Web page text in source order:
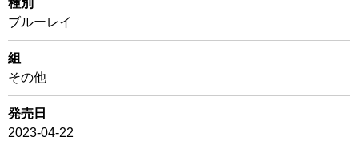
種別
ブルーレイ
組
その他
発売日
2023-04-22